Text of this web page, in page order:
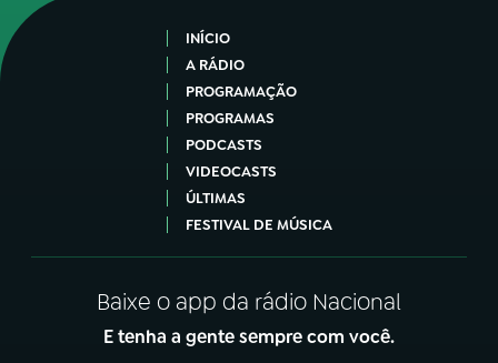
INÍCIO
A RÁDIO
PROGRAMAÇÃO
PROGRAMAS
PODCASTS
VIDEOCASTS
ÚLTIMAS
FESTIVAL DE MÚSICA
Baixe o app da rádio Nacional
E tenha a gente sempre com você.